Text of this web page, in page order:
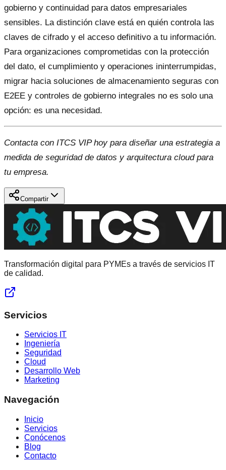
gobierno y continuidad para datos empresariales
sensibles. La distinción clave está en quién controla las
claves de cifrado y el acceso definitivo a tu información.
Para organizaciones comprometidas con la protección
del dato, el cumplimiento y operaciones ininterrumpidas,
migrar hacia soluciones de almacenamiento seguras con
E2EE y controles de gobierno integrales no es solo una
opción: es una necesidad.
Contacta con ITCS VIP hoy para diseñar una estrategia a
medida de seguridad de datos y arquitectura cloud para
tu empresa.
Compartir
Transformación digital para PYMEs a través de servicios IT
de calidad.
Servicios
Servicios IT
Ingeniería
Seguridad
Cloud
Desarrollo Web
Marketing
Navegación
Inicio
Servicios
Conócenos
Blog
Contacto